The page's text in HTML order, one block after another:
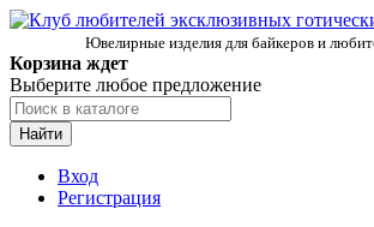
Ювелирные изделия для байкеров и
Корзина ждет
Выберите любое предложение
Найти
Вход
Регистрация